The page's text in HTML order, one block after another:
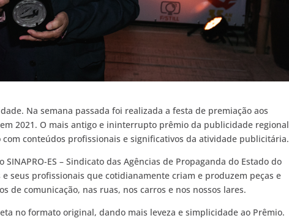
Na semana passada foi realizada a festa de premiação aos
2021. O mais antigo e ininterrupto prêmio da publicidade regional
conteúdos profissionais e significativos da atividade publicitária.
ES – Sindicato das Agências de Propaganda do Estado do
seus profissionais que cotidianamente criam e produzem peças e
de comunicação, nas ruas, nos carros e nos nossos lares.
no formato original, dando mais leveza e simplicidade ao Prêmio.